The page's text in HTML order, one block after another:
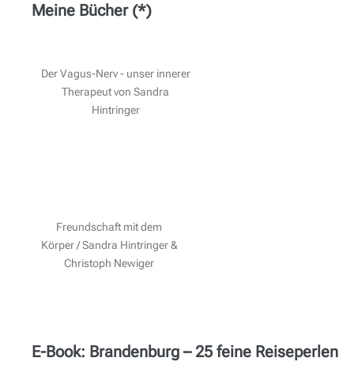
Meine Bücher (*)
Der Vagus-Nerv - unser innerer
Therapeut von Sandra
Hintringer
Freundschaft mit dem
Körper / Sandra Hintringer &
Christoph Newiger
E-Book: Brandenburg – 25 feine Reiseperlen